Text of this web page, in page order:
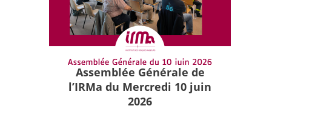
Assemblée Générale de
l’IRMa du Mercredi 10 juin
2026